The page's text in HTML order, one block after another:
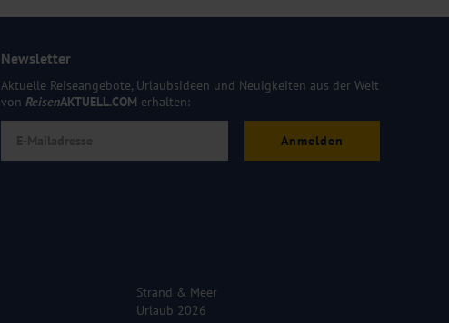
Newsletter
Aktuelle Reiseangebote, Urlaubsideen und Neuigkeiten aus der Welt
von ReisenAKTUELL.COM erhalten:
Anmelden
Strand & Meer
Urlaub 2026